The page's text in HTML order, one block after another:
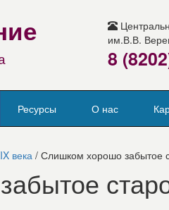
им.В.В.
8
Ресурсы О нас
века / Слишком хорошо забытое